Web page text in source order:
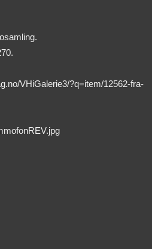
VHiGalerie3/?q=item/12562-fra-